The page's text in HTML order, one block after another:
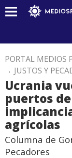
PORTAL MEDIOS
. JUSTOS Y
Ucrania
puertos
agrícolas
Columna de
Pecadores